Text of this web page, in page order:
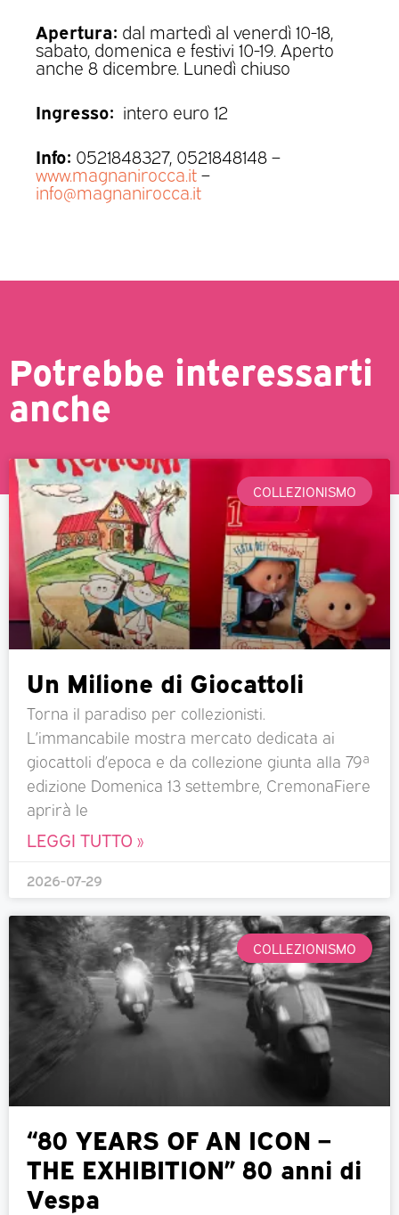
Apertura: dal martedì al venerdì 10-18,
sabato, domenica e festivi 10-19. Aperto
anche 8 dicembre. Lunedì chiuso
Ingresso: intero euro 12
Info: 0521848327, 0521848148 –
www.magnanirocca.it–
info@magnanirocca.it
Potrebbe interessarti
anche
COLLEZIONISMO
Un Milione di Giocattoli
Torna il paradiso per collezionisti.
L’immancabile mostra mercato dedicata ai
giocattoli d’epoca e da collezione giunta alla 79ª
edizione Domenica 13 settembre, CremonaFiere
aprirà le
LEGGI TUTTO »
2026-07-29
COLLEZIONISMO
“80 YEARS OF AN ICON –
THE EXHIBITION” 80 anni di
Vespa